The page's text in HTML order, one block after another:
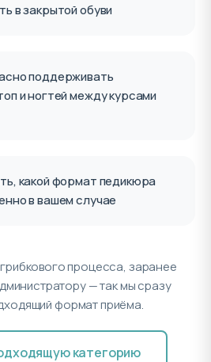
в закрытой обуви
поддерживать
и ногтей между курсами
какой формат педикюра
в вашем случае
процесса, заранее
— так мы сразу
формат приёма.
категорию